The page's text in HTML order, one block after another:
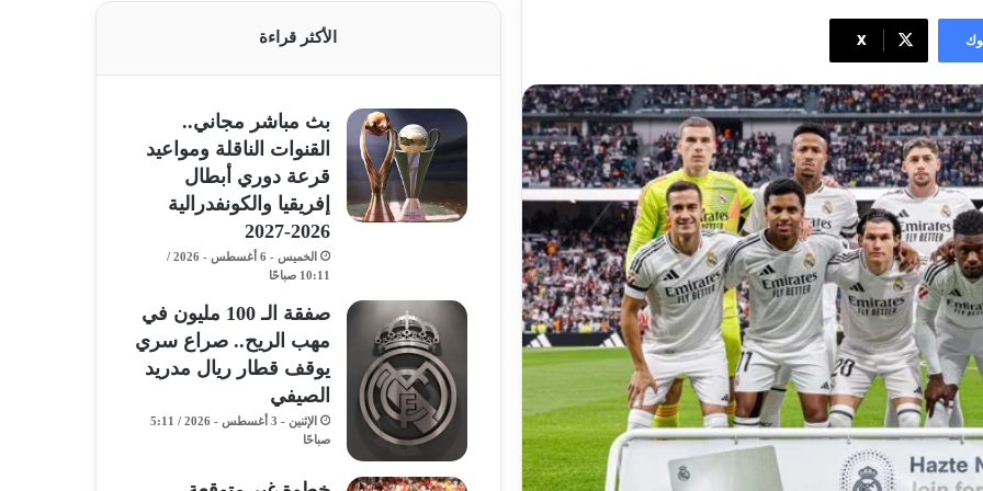
‫X الأكثر قراءة
بث مباشر مجاني..
القنوات الناقلة ومواعيد
قرعة دوري أبطال
إفريقيا والكونفدرالية
2026-2027
الخميس - 6 أغسطس - 2026 /
10:11 صباحًا
صفقة الـ 100 مليون في
مهب الريح.. صراع سري
يوقف قطار ريال مدريد
الصيفي
الإثنين - 3 أغسطس - 2026 / 5:11
صباحًا